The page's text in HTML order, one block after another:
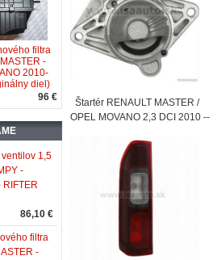
filtra
-
2010-
diel)
96 €
ventilov 1,5
-
RIFTER
86,10 €
filtra
-
Štartér RENAULT MASTER /
OPEL MOVANO 2,3 DCI 2010 --